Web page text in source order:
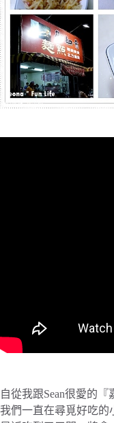
自從我跟Sean很愛的
我們一直在尋覓好吃的